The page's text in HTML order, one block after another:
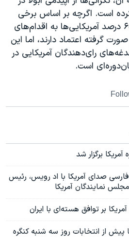
است. اگرچه بر اساس برخی
نظرسنجی ها، بیش از ۶۰ درصد آمریکایی‌ها به اقدام‌های
گرفته اعتماد دارند، اما این
رای‌دهندگان آمریکایی در
است.
برگزار شد
صدای آمریکا با اد رویس، رئیس
نمایندگان آمریکا
بر توافق هسته‌ای با ایران
از انتخابات روز سه شنبه کنگره